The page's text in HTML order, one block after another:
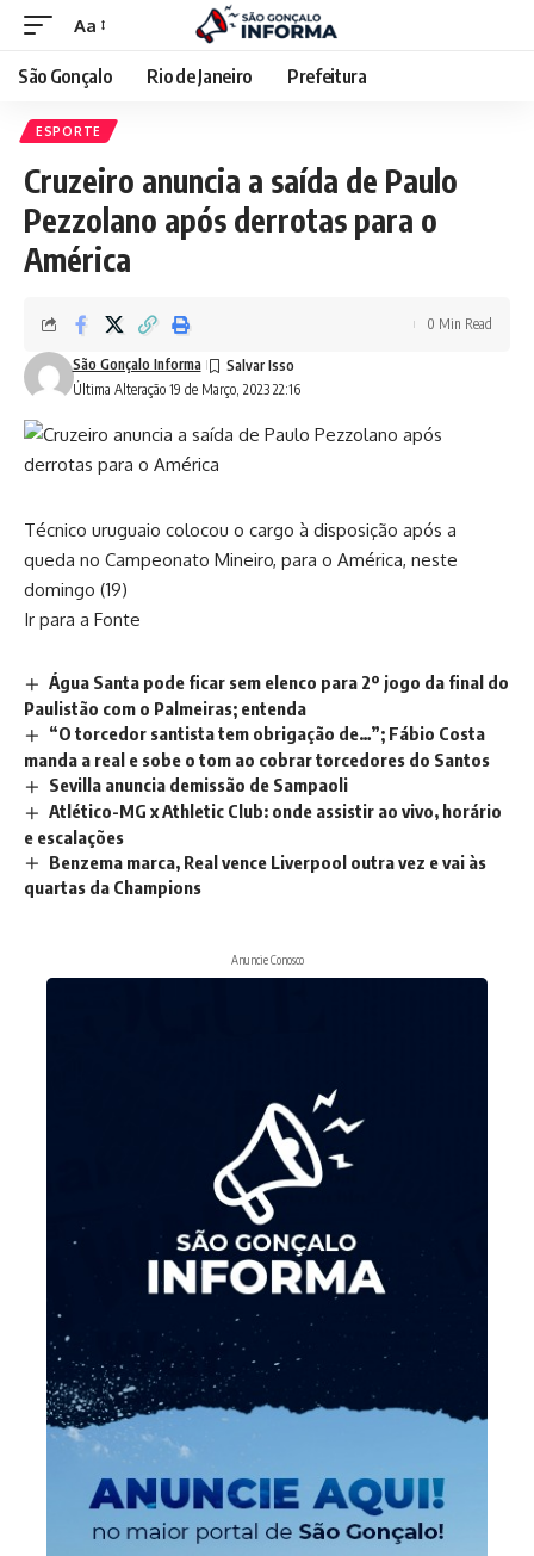
Aa
São Gonçalo Rio de Janeiro Prefeitura
ESPORTE
Cruzeiro anuncia a saída de Paulo
Pezzolano após derrotas para o
América
Última Alteração 19 de Março, 2023 22:16
São Gonçalo Informa
0 Min Read
Técnico uruguaio colocou o cargo à disposição após a
queda no Campeonato Mineiro, para o América, neste
domingo (19)
Ir para a Fonte
Água Santa pode ficar sem elenco para 2º jogo da final do
Paulistão com o Palmeiras; entenda
“O torcedor santista tem obrigação de…”; Fábio Costa
manda a real e sobe o tom ao cobrar torcedores do Santos
Sevilla anuncia demissão de Sampaoli
Atlético-MG x Athletic Club: onde assistir ao vivo, horário
e escalações
Benzema marca, Real vence Liverpool outra vez e vai às
quartas da Champions
Anuncie Conosco